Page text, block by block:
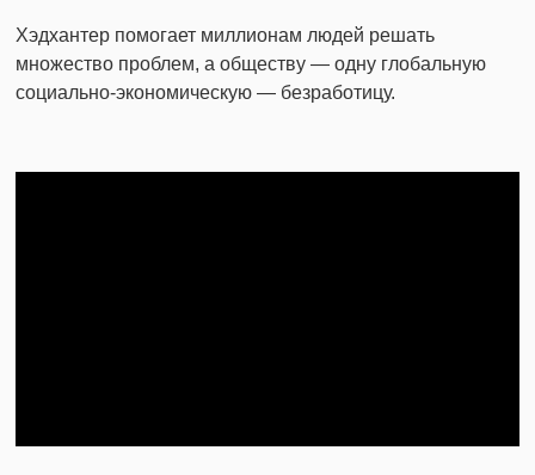
Хэдхантер помогает миллионам людей решать
множество проблем, а обществу — одну глобальную
социально-экономическую — безработицу.